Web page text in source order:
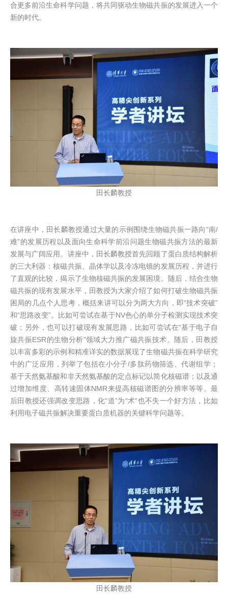
合更多前沿生命科学问题，将共同驱动生物磁共振的发展进入一个
新的时代。
田长麟教授
在讲座中，田长麟教授通过大量的示例围绕生物磁共振一路向“南/
难”的发展历程以及面向生命科学前沿问题生物磁共振方法的最新
发展与广阔应用。讲座中，田长麟教授首先回顾了蛋白质结构解析
的三大利器：核磁共振、晶体学以及冷冻电镜的发展历程，并进行
了直观的比较，揭示了生物核磁共振的发展困境。随后，结合生物
磁共振的现有发展水平，田教授为大家介绍了如何打破生物磁共振
困局的几点个人思考，概括来讲可以分为两大方向，即“技术突破”
和“思路改变”。比如可尝试在基于NV色心的单分子检测实现技术突
破；另外，也可以打破现有发展思路，比如可尝试在“基于电子自
旋共振ESR的生物分析”领域大力推广磁共振技术。随后，田教授
以丰富多彩的示例和精准详实的数据展现了生物磁共振在科学研究
中的广泛应用，列举了包括在小分子/多肽药物筛选、代谢组学；
基于天然氨基酸和非天然氨基酸的定点标记以简化核磁谱；以及通
过增加维度、高转速固体NMR来提高核磁谱图的分辨率等等。最
后田教授还强调改变思路，化“道”为“术”也不失一个好方法，比如
利用电子磁共振解决重要蛋白质机器的关键科学问题等。
田长麟教授